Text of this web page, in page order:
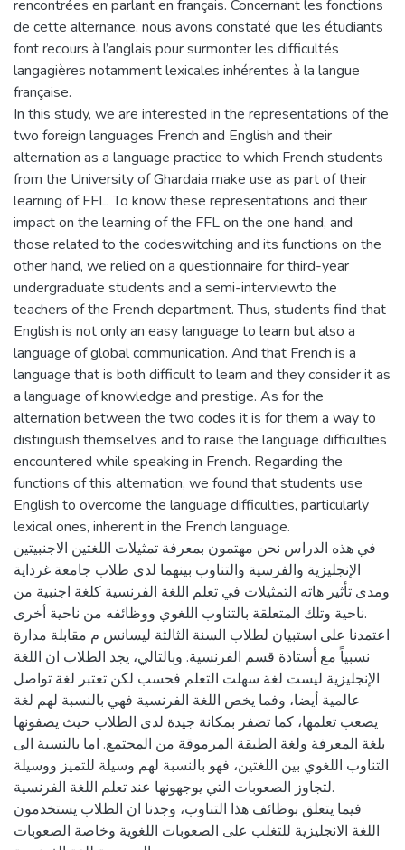
rencontrées en parlant en français. Concernant les fonctions
de cette alternance, nous avons constaté que les étudiants
font recours à l’anglais pour surmonter les difficultés
langagières notamment lexicales inhérentes à la langue
française.
In this study, we are interested in the representations of the
two foreign languages French and English and their
alternation as a language practice to which French students
from the University of Ghardaia make use as part of their
learning of FFL. To know these representations and their
impact on the learning of the FFL on the one hand, and
those related to the codeswitching and its functions on the
other hand, we relied on a questionnaire for third-year
undergraduate students and a semi-interviewto the
teachers of the French department. Thus, students find that
English is not only an easy language to learn but also a
language of global communication. And that French is a
language that is both difficult to learn and they consider it as
a language of knowledge and prestige. As for the
alternation between the two codes it is for them a way to
distinguish themselves and to raise the language difficulties
encountered while speaking in French. Regarding the
functions of this alternation, we found that students use
English to overcome the language difficulties, particularly
lexical ones, inherent in the French language.
في هذه الدراس نحن مهتمون بمعرفة تمثيلات اللغتين الاجنبيتين
الإنجليزية والفرسية والتناوب بينهما لدى طلاب جامعة غرداية
ومدى تأثير هاته التمثيلات في تعلم اللغة الفرنسية كلغة اجنبية من
ناحية وتلك المتعلقة بالتناوب اللغوي ووظائفه من ناحية أخرى.
اعتمدنا على استبيان لطلاب السنة الثالثة ليسانس م مقابلة مدارة
نسبياً مع أستاذة قسم الفرنسية. وبالتالي، يجد الطلاب ان اللغة
الإنجليزية ليست لغة سهلت التعلم فحسب لكن تعتبر لغة تواصل
عالمية أيضا، وفما يخص اللغة الفرنسية فهي بالنسبة لهم لغة
يصعب تعلمها، كما تضفر بمكانة جيدة لدى الطلاب حيث يصفونها
بلغة المعرفة ولغة الطبقة المرموقة من المجتمع. اما بالنسبة الى
التناوب اللغوي بين اللغتين، فهو بالنسبة لهم وسيلة للتميز ووسيلة
لتجاوز الصعوبات التي يوجهونها عند تعلم اللغة الفرنسية.
فيما يتعلق بوظائف هذا التناوب، وجدنا ان الطلاب يستخدمون
اللغة الانجليزية للتغلب على الصعوبات اللغوية وخاصة الصعوبات